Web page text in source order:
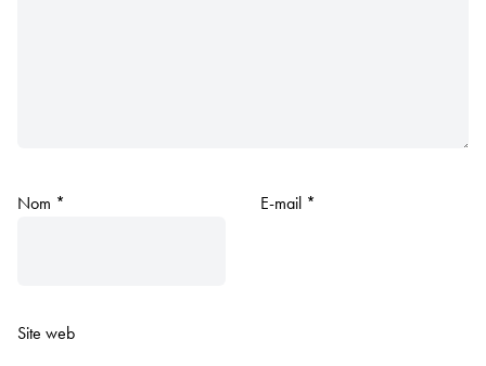
Nom * E-mail *
Site web